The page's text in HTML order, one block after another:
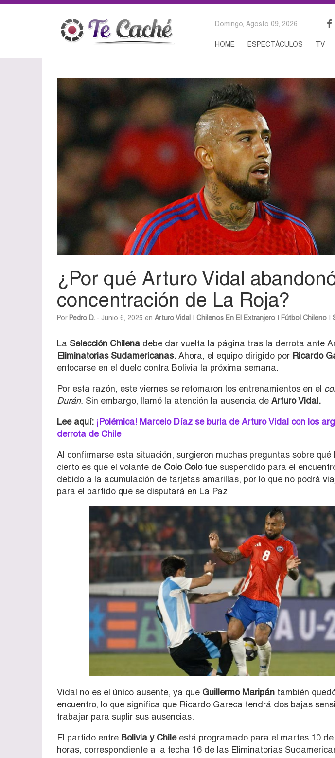
Domingo, Agosto 09, 2026
HOME ESPECTÁCULOS TV
¿Por qué Arturo Vidal
concentración de La Roja?
Por Pedro D. - Junio 6, 2025 en Arturo Vidal Chilenos En El Extranjero Fútbol Chileno
La Selección Chilena debe dar vuelta la página tras la derrota ante
Eliminatorias Sudamericanas. Ahora, el equipo dirigido por Ricardo
enfocarse en el duelo contra Bolivia la próxima semana.
Por esta razón, este viernes se retomaron los entrenamientos en el
Durán. Sin embargo, llamó la atención la ausencia de Arturo Vidal.
Lee aquí:¡Polémica! Marcelo Díaz se burla de Arturo Vidal con los
derrota de Chile
Al confirmarse esta situación, surgieron muchas preguntas sobre qué
cierto es que el volante de Colo Colofue suspendido para el
debido a la acumulación de tarjetas amarillas, por lo que no podrá
para el partido que se disputará en La Paz.
Vidal no es el único ausente, ya que Guillermo Maripán también
encuentro, lo que significa que Ricardo Gareca tendrá dos bajas
trabajar para suplir sus ausencias.
El partido entre Bolivia y Chileestá programado para el martes 10 de
horas, correspondiente a la fecha 16 de las Eliminatorias